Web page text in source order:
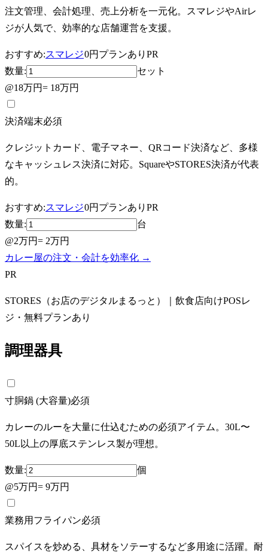
注文管理、会計処理、売上分析を一元化。スマレジやAirレ
ジが人気で、効率的な店舗運営を支援。
おすすめ:スマレジ0円プランあり PR
数量:
セット
@18万円= 18万円
決済端末必須
クレジットカード、電子マネー、QRコード決済など、多様
なキャッシュレス決済に対応。SquareやSTORES決済が代表
的。
おすすめ:スマレジ0円プランあり PR
数量:
台
@2万円= 2万円
カレー屋の注文・会計を効率化 →
PR
STORES（お店のデジタルまるっと）｜飲食店向けPOSレ
ジ・無料プランあり
調理器具
寸胴鍋 (大容量)必須
カレーのルーを大量に仕込むための必須アイテム。30L〜
50L以上の厚底ステンレス製が理想。
数量:
個
@5万円= 9万円
業務用フライパン必須
スパイスを炒める、具材をソテーするなど多用途に活躍。耐